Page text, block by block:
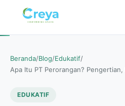
Beranda/Blog/Edukatif/
Apa Itu PT Perorangan?
EDUKATIF